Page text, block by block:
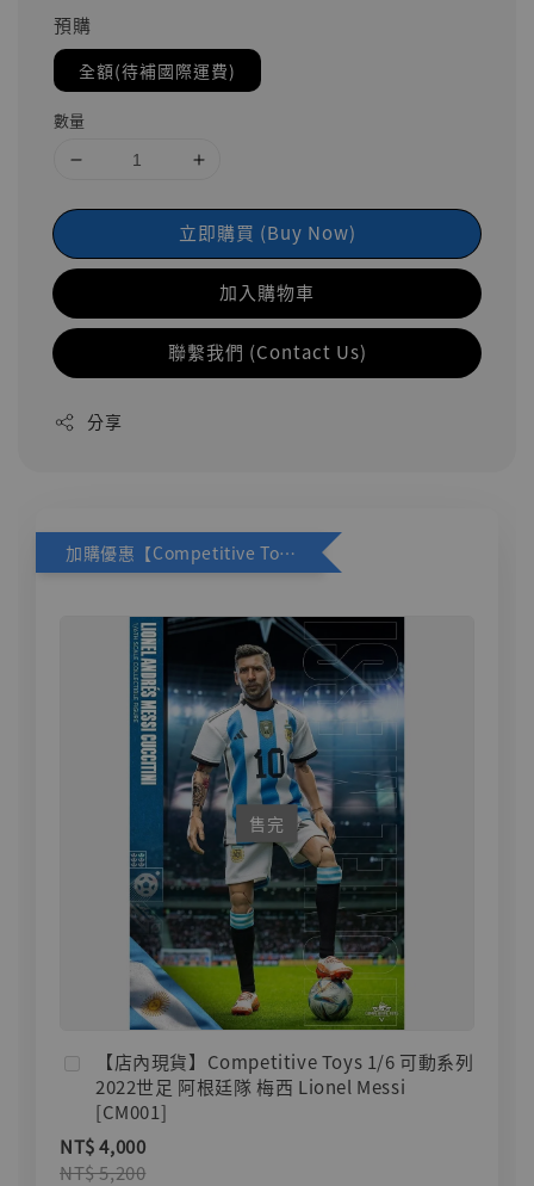
預購
全額(待補國際運費)
數量
立即購買 (Buy Now)
加入購物車
聯繫我們 (Contact Us)
分享
加購優惠【Competitive Toys 梅西 [CM001]】
售完
【店內現貨】Competitive Toys 1/6 可動系列
2022世足 阿根廷隊 梅西 Lionel Messi
[CM001]
NT$ 4,000
NT$ 5,200